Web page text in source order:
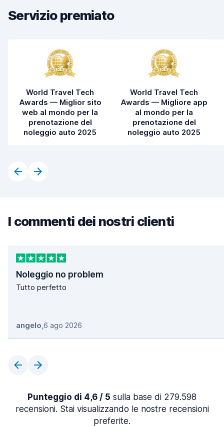
Condizioni dell'auto
Servizio premiato
World Travel Tech
Awards — Miglior sito
web al mondo per la
prenotazione del
noleggio auto 2025
World Travel Tech
Awards — Migliore app
al mondo per la
prenotazione del
noleggio auto 2025
I commenti dei nostri clienti
Noleggio no problem
Tutto perfetto
angelo,6 ago 2026
Punteggio di 4,6 / 5 sulla base di 279.598
recensioni. Stai visualizzando le nostre recensioni
preferite.